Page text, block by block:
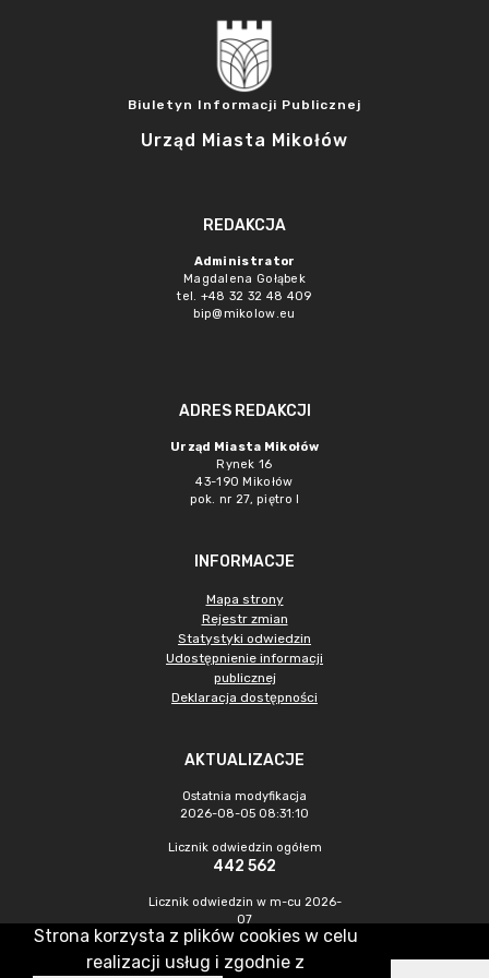
Biuletyn Informacji Publicznej
Urząd Miasta Mikołów
REDAKCJA
Administrator
Magdalena Gołąbek
tel. +48 32 32 48 409
bip@mikolow.eu
ADRES REDAKCJI
Urząd Miasta Mikołów
Rynek 16
43-190 Mikołów
pok. nr 27, piętro I
INFORMACJE
Mapa strony
Rejestr zmian
Statystyki odwiedzin
Udostępnienie informacji
publicznej
Deklaracja dostępności
AKTUALIZACJE
Ostatnia modyfikacja
2026-08-05 08:31:10
Licznik odwiedzin ogółem
442 562
Licznik odwiedzin w m-cu 2026-
07
777
Strona korzysta z plików cookies w celu
realizacji usług i zgodnie z